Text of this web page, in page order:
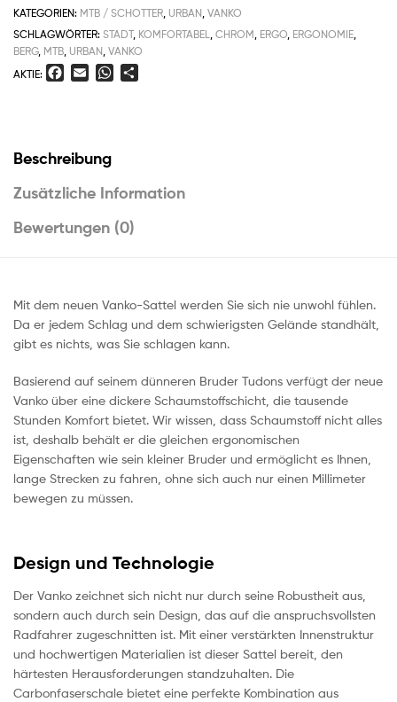
KATEGORIEN: MTB / SCHOTTER URBAN VANKO
SCHLAGWÖRTER: STADT, KOMFORTABEL CHROM ERGO ERGONOMIE
BERG, MTB URBAN VANKO
AKTIE:
o
k
W
p
Beschreibung
Zusätzliche Information
Bewertungen (0)
Mit dem neuen Vanko-Sattel werden Sie sich nie unwohl fühlen.
Da er jedem Schlag und dem schwierigsten Gelände standhält,
gibt es nichts, was Sie schlagen kann.
Basierend auf seinem dünneren Bruder Tudons verfügt der neue
Vanko über eine dickere Schaumstoffschicht, die tausende
Stunden Komfort bietet. Wir wissen, dass Schaumstoff nicht alles
ist, deshalb behält er die gleichen ergonomischen
Eigenschaften wie sein kleiner Bruder und ermöglicht es Ihnen,
lange Strecken zu fahren, ohne sich auch nur einen Millimeter
bewegen zu müssen.
Design und Technologie
Der Vanko zeichnet sich nicht nur durch seine Robustheit aus,
sondern auch durch sein Design, das auf die anspruchsvollsten
Radfahrer zugeschnitten ist. Mit einer verstärkten Innenstruktur
und hochwertigen Materialien ist dieser Sattel bereit, den
härtesten Herausforderungen standzuhalten. Die
Carbonfaserschale bietet eine perfekte Kombination aus